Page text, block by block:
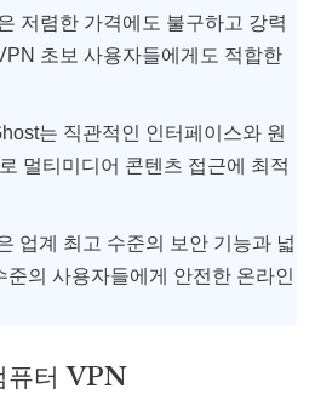
저렴한 가격에도 불구하고 강력
초보 사용자들에게도 적합한
는 직관적인 인터페이스와 원
멀티미디어 콘텐츠 접근에 최적
업계 최고 수준의 보안 기능과 넓
준의 사용자들에게 안전한 온라인
퓨터 VPN